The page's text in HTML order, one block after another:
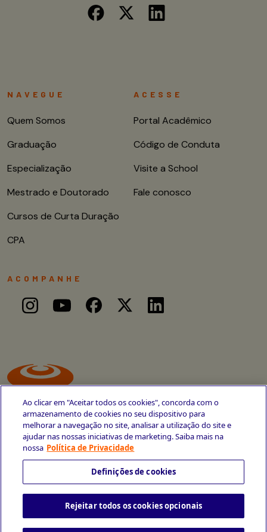
Avenida Cais do Apolo, 77
Política de Privacidade Portal da Privacidade
NAVEGUE
Quem Somos
Graduação
Especialização
Mestrado e Doutorado
Cursos de Curta Duração
CPA
ACESSE
Portal Acadêmico
Código de Conduta
Visite a School
Fale conosco
ACOMPANHE
Ao clicar em "Aceitar todos os cookies", concorda com o
armazenamento de cookies no seu dispositivo para
melhorar a navegação no site, analisar a utilização do site e
ajudar nas nossas iniciativas de marketing. Saiba mais na
nossa Política de Privacidade
Definições de cookies
Rejeitar todos os cookies opcionais